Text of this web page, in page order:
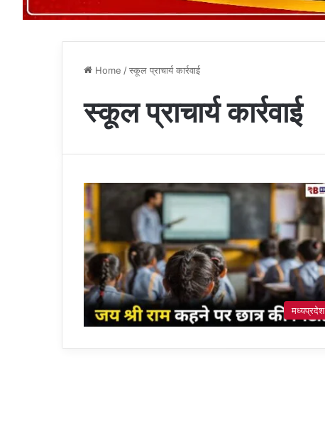
Home /स्कूल प्राचार्य कार्रवाई
स्कूल प्राचार्य कार्रवाई
मध्यप्रदेश